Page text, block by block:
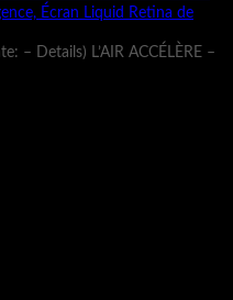
Écran Liquid Retina de
– Details) L’AIR ACCÉLÈRE –